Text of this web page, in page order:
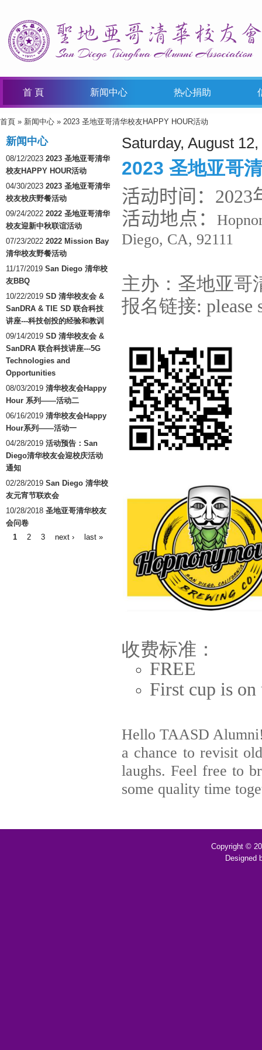
首 頁 新闻中心 热心捐助
You Are Here
首頁 » 新闻中心 » 2023 圣地亚哥清华校友HAPPY HOUR活动
新闻中心
08/12/2023 2023 圣地亚哥清华
校友HAPPY HOUR活动
04/30/2023 2023 圣地亚哥清华
校友校庆野餐活动
09/24/2022 2022 圣地亚哥清华
校友迎新中秋联谊活动
07/23/2022 2022 Mission Bay
清华校友野餐活动
11/17/2019 San Diego 清华校
友BBQ
10/22/2019 SD 清华校友会 &
SanDRA & TIE SD 联合科技
讲座---科技创投的经验和教训
09/14/2019 SD 清华校友会 &
SanDRA 联合科技讲座---5G
Technologies and
Opportunities
08/03/2019 清华校友会Happy
Hour 系列——活动二
06/16/2019 清华校友会Happy
Hour系列——活动一
04/28/2019 活动预告：San
Diego清华校友会迎校庆活动
通知
02/28/2019 San Diego 清华校
友元宵节联欢会
10/28/2018 圣地亚哥清华校友
会问卷
Pages
1 2 3 next › last »
Saturday, August
2023 圣地亚哥
活动时间：2023
活动地点：
Diego, CA, 92111
主办：圣地亚哥
报名链接: please
收费标准：
FREE
First cup is on
Hello TAASD
a chance to revisit
laughs. Feel free to
some quality time
Copyright ©
Designed